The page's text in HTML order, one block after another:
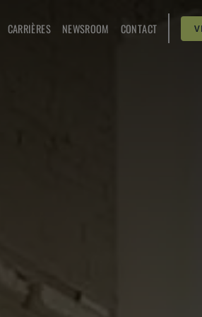
CARRIÈRES NEWSROOM CONTACT